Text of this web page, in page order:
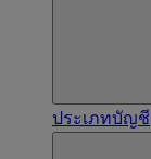
ประเภทบัญชี